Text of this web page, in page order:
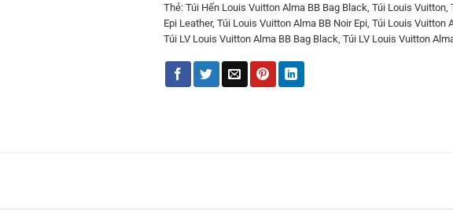
Thẻ: Túi Hến Louis Vuitton Alma BB Bag Black Túi Louis Vuitton
Epi Leather, Túi Louis Vuitton Alma BB Noir Epi Túi Louis Vuitton
Túi LV Louis Vuitton Alma BB Bag Black Túi LV Louis Vuitton